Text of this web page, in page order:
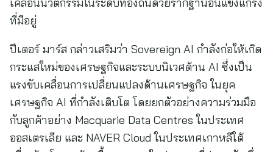
ที่มีอยู่
ปีเตอร์ มาร์ส กล่าวเสริมว่า Sovereign AI กำลังก่อให้เกิด
กระแสใหม่ของเศรษฐกิจและระบบนิเวศด้าน AI ซึ่งเป็น
แรงขับเคลื่อนการเปลี่ยนแปลงด้านเศรษฐกิจ ในยุค
เศรษฐกิจ AI ที่กำลังเติบโต โดยยกตัวอย่างความร่วมมือ
กับลูกค้าอย่าง Macquarie Data Centres ในประเทศ
ออสเตรเลีย และ NAVER Cloud ในประเทศเกาหลีใต้